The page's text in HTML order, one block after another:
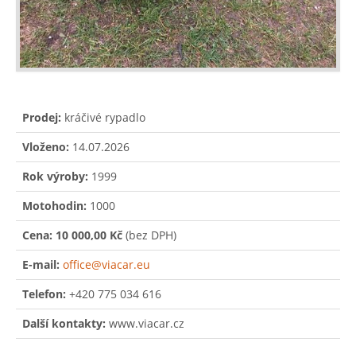
Prodej: kráčivé rypadlo
Vloženo: 14.07.2026
Rok výroby: 1999
Motohodin: 1000
Cena: 10 000,00 Kč (bez DPH)
E-mail: office@viacar.eu
Telefon: +420 775 034 616
Další kontakty: www.viacar.cz